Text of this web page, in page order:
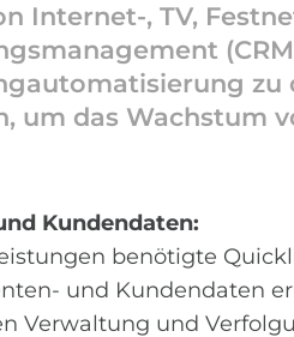
Internet-, TV,
um das Wachstum
Kundendaten:
benötigte
und Kundendaten
Verwaltung und